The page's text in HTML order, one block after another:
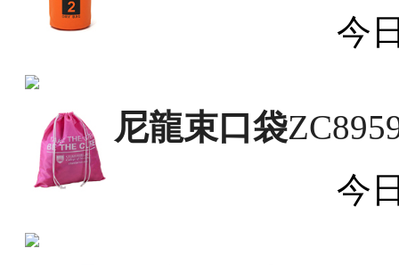
今
尼龍束口袋
今